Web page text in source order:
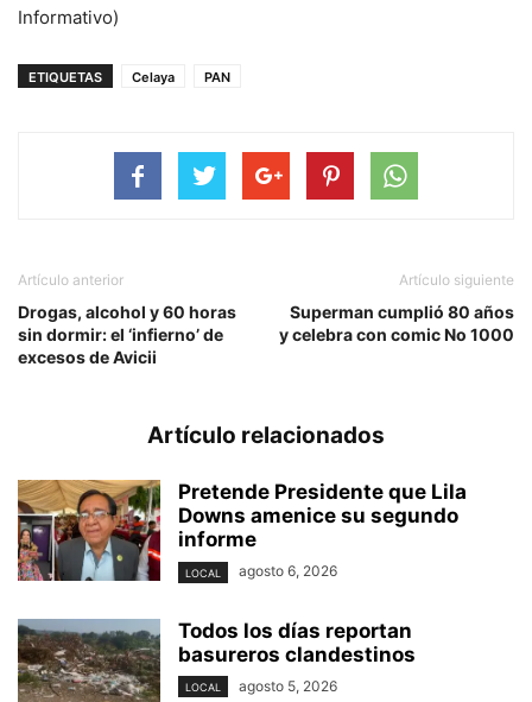
Informativo)
ETIQUETAS Celaya PAN
Artículo anterior
Drogas, alcohol y 60 horas
sin dormir: el ‘infierno’ de
excesos de Avicii
Artículo siguiente
Superman cumplió 80 años
y celebra con comic No 1000
Artículo relacionados
Pretende Presidente que Lila
Downs amenice su segundo
informe
LOCAL agosto 6, 2026
Todos los días reportan
basureros clandestinos
LOCAL agosto 5, 2026